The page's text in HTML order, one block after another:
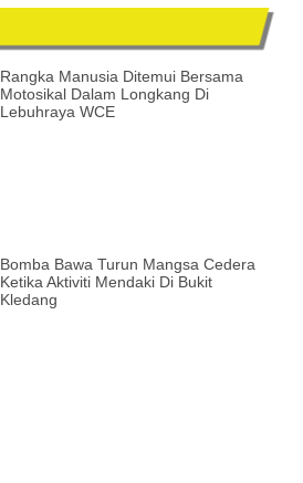
Rangka Manusia Ditemui Bersama
Motosikal Dalam Longkang Di
Lebuhraya WCE
Bomba Bawa Turun Mangsa Cedera
Ketika Aktiviti Mendaki Di Bukit
Kledang